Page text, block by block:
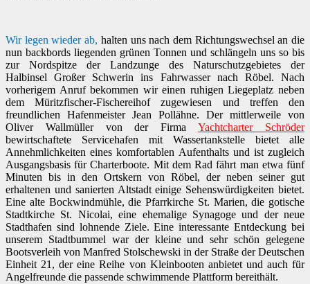
Wir legen wieder ab, halten uns nach dem Richtungswechsel an die
nun backbords liegenden grünen Tonnen und schlängeln uns so bis
zur Nordspitze der Landzunge des Naturschutzgebietes der
Halbinsel Großer Schwerin ins Fahrwasser nach Röbel. Nach
vorherigem Anruf bekommen wir einen ruhigen Liegeplatz neben
dem Müritzfischer-Fischereihof zugewiesen und treffen den
freundlichen Hafenmeister Jean Pollähne. Der mittlerweile von
Oliver Wallmüller von der FirmaYachtcharter Schröder
bewirtschaftete Servicehafen mit Wassertankstelle bietet alle
Annehmlichkeiten eines komfortablen Aufenthalts und ist zugleich
Ausgangsbasis für Charterboote. Mit dem Rad fährt man etwa fünf
Minuten bis in den Ortskern von Röbel, der neben seiner gut
erhaltenen und sanierten Altstadt einige Sehenswürdigkeiten bietet.
Eine alte Bockwindmühle, die Pfarrkirche St. Marien, die gotische
Stadtkirche St. Nicolai, eine ehemalige Synagoge und der neue
Stadthafen sind lohnende Ziele. Eine interessante Entdeckung bei
unserem Stadtbummel war der kleine und sehr schön gelegene
Bootsverleih von Manfred Stolschewski in der Straße der Deutschen
Einheit 21, der eine Reihe von Kleinbooten anbietet und auch für
Angelfreunde die passende schwimmende Plattform bereithält.